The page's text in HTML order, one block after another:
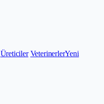
Üreticiler VeterinerlerYeni